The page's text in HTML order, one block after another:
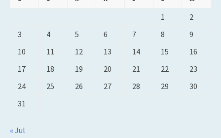
1
2
3
4 5 6 7 8
9
10
11 12 13 14 15
16
17
18 19 20 21 22
23
24
25 26 27 28 29
30
31
« Jul